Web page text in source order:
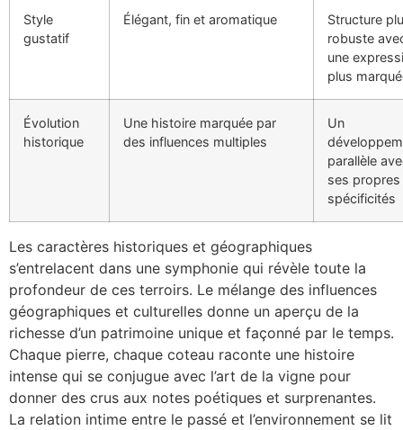
Style
gustatif
Élégant, fin et aromatique
Structure
robuste
une
plus
Évolution
historique
Une histoire marquée par
des influences multiples
Un
parallèle
ses propres
spécificités
Les caractères historiques et géographiques
s’entrelacent dans une symphonie qui révèle toute la
profondeur de ces terroirs. Le mélange des influences
géographiques et culturelles donne un aperçu de la
richesse d’un patrimoine unique et façonné par le temps.
Chaque pierre, chaque coteau raconte une histoire
intense qui se conjugue avec l’art de la vigne pour
donner des crus aux notes poétiques et surprenantes.
La relation intime entre le passé et l’environnement se lit